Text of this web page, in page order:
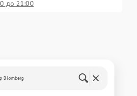
до 21:00
Blomberg